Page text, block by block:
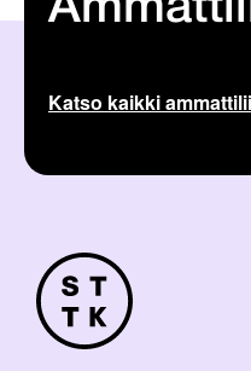
Katso kaikki